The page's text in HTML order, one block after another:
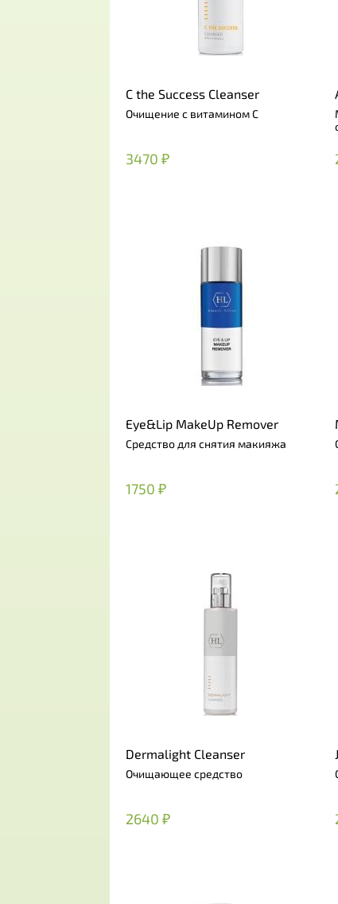
C the Success Cleanser
Очищение с витамином C
3470 ₽
Eye&Lip MakeUp Remover
Средство для снятия макияжа
1750 ₽
Dermalight Cleanser
Очищающее средство
2640 ₽